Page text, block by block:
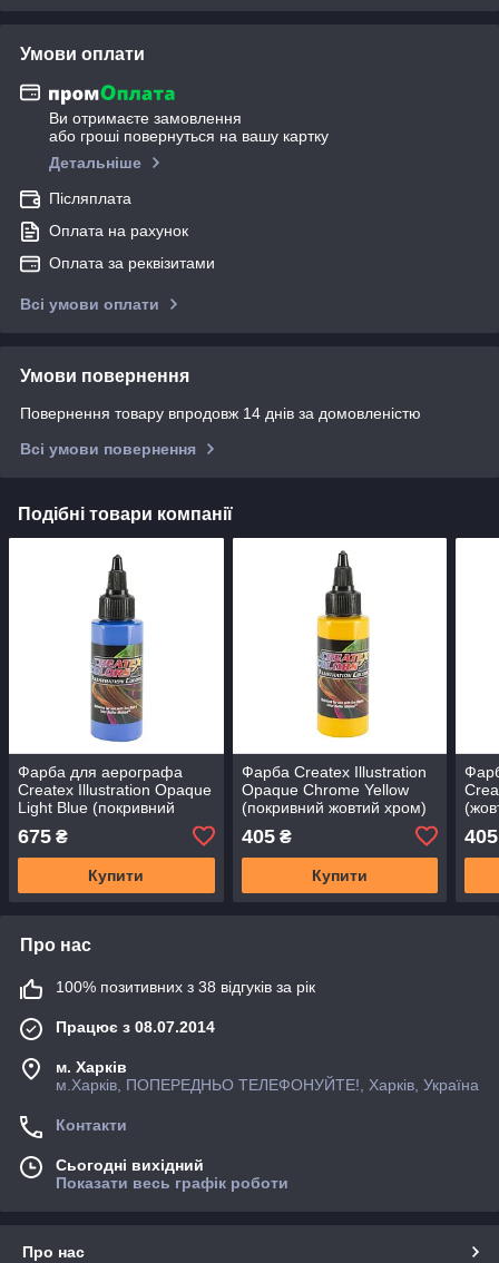
Умови оплати
Ви отримаєте замовлення
або гроші повернуться на вашу картку
Детальніше
Післяплата
Оплата на рахунок
Оплата за реквізитами
Всі умови оплати
Умови повернення
Повернення товару впродовж 14 днів за домовленістю
Всі умови повернення
Подібні товари компанії
Фарба для аерографа
Createx Illustration Opaque
Light Blue (покривний
блакитний) 5074-02, 60 мл
675 ₴
Купити
Фарба Createx Illustration
Opaque Chrome Yellow
(покривний жовтий хром)
405₴
Купити
405
Про нас
100% позитивних з 38 відгуків за рік
Працює з 08.07.2014
м. Харків
м.Харків, ПОПЕРЕДНЬО ТЕЛЕФОНУЙТЕ!, Харків, Україна
Контакти
Сьогодні вихідний
Показати весь графік роботи
Про нас